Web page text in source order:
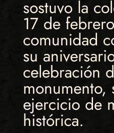
sostuvo la
17 de
comunidad
su
celebración
monumento,
ejercicio de
histórica.